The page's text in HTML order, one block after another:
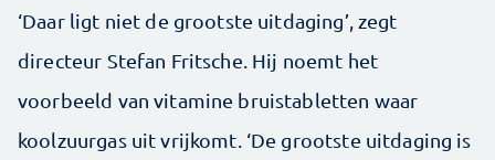
‘Daar ligt niet de grootste uitdaging’, zegt
directeur Stefan Fritsche. Hij noemt het
voorbeeld van vitamine bruistabletten waar
koolzuurgas uit vrijkomt. ‘De grootste uitdaging is